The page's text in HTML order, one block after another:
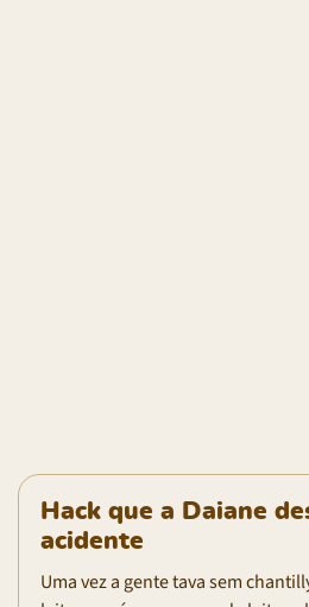
Hack que a Daiane
acidente
Uma vez a gente tava sem